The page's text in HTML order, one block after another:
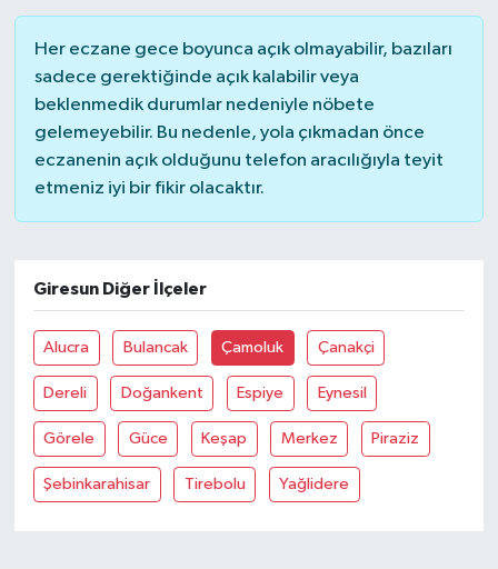
Her eczane gece boyunca açık olmayabilir, bazıları
sadece gerektiğinde açık kalabilir veya
beklenmedik durumlar nedeniyle nöbete
gelemeyebilir. Bu nedenle, yola çıkmadan önce
eczanenin açık olduğunu telefon aracılığıyla teyit
etmeniz iyi bir fikir olacaktır.
Giresun Diğer İlçeler
Alucra Bulancak Çamoluk Çanakçi
Dereli Doğankent Espiye Eynesil
Görele Güce Keşap Merkez Piraziz
Şebinkarahisar Tirebolu Yağlidere
TURİZM
RÖPORTAJ
VİDEO HABERLER
YAZARLAR
MAGAZİN